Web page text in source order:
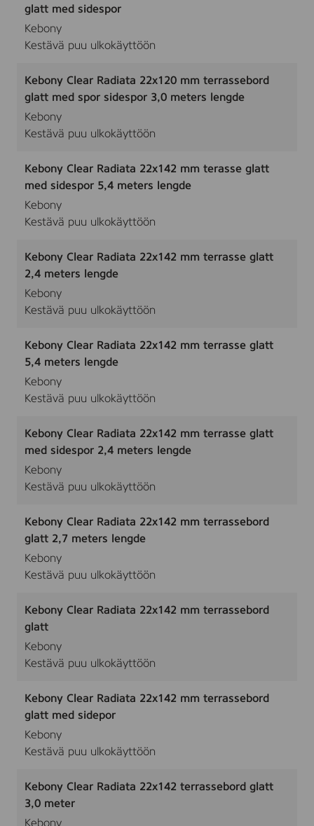
glatt med sidespor
Kebony
Kestävä puu ulkokäyttöön
Kebony Clear Radiata 22x120 mm terrassebord
glatt med spor sidespor 3,0 meters lengde
Kebony
Kestävä puu ulkokäyttöön
Kebony Clear Radiata 22x142 mm terasse glatt
med sidespor 5,4 meters lengde
Kebony
Kestävä puu ulkokäyttöön
Kebony Clear Radiata 22x142 mm terrasse glatt
2,4 meters lengde
Kebony
Kestävä puu ulkokäyttöön
Kebony Clear Radiata 22x142 mm terrasse glatt
5,4 meters lengde
Kebony
Kestävä puu ulkokäyttöön
Kebony Clear Radiata 22x142 mm terrasse glatt
med sidespor 2,4 meters lengde
Kebony
Kestävä puu ulkokäyttöön
Kebony Clear Radiata 22x142 mm terrassebord
glatt 2,7 meters lengde
Kebony
Kestävä puu ulkokäyttöön
Kebony Clear Radiata 22x142 mm terrassebord
glatt
Kebony
Kestävä puu ulkokäyttöön
Kebony Clear Radiata 22x142 mm terrassebord
glatt med sidepor
Kebony
Kestävä puu ulkokäyttöön
Kebony Clear Radiata 22x142 terrassebord glatt
3,0 meter
Kebony